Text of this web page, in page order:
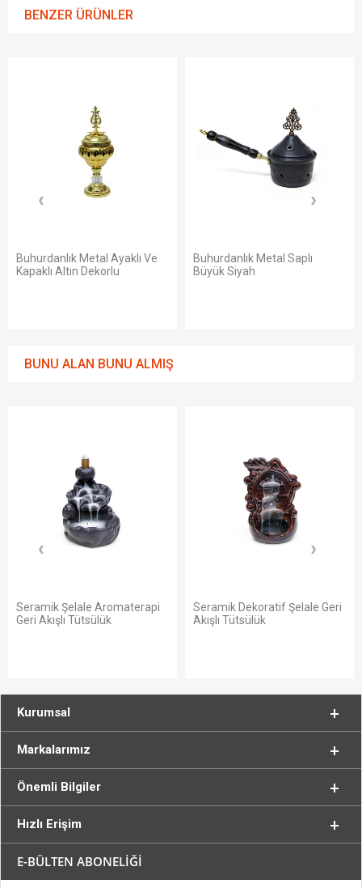
BENZER ÜRÜNLER
Buhurdanlık Metal Ayaklı Ve
Kapaklı Altın Dekorlu
Buhurdanlık Metal Saplı
Büyük Siyah
BUNU ALAN BUNU ALMIŞ
Seramik Şelale Aromaterapi
Geri Akışlı Tütsülük
Seramik Dekoratif Şelale Geri
Akışlı Tütsülük
Kurumsal
Markalarımız
Önemli Bilgiler
Hızlı Erişim
E-BÜLTEN ABONELİĞİ